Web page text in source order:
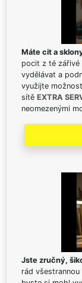
Máte cit a
pocit z té zářivé
vydělávat a
využijte
sítě EXTRA
neomezenými
Jste zručný,
rád